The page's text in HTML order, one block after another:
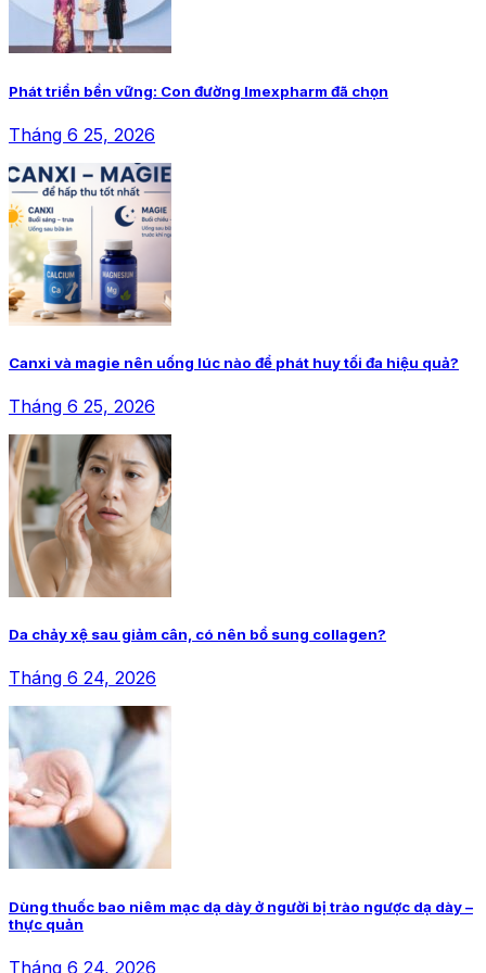
Phát triển bền vững: Con đường Imexpharm đã chọn
Tháng 6 25, 2026
Canxi và magie nên uống lúc nào để phát huy tối đa hiệu quả?
Tháng 6 25, 2026
Da chảy xệ sau giảm cân, có nên bổ sung collagen?
Tháng 6 24, 2026
Dùng thuốc bao niêm mạc dạ dày ở người bị trào ngược dạ dày –
thực quản
Tháng 6 24, 2026